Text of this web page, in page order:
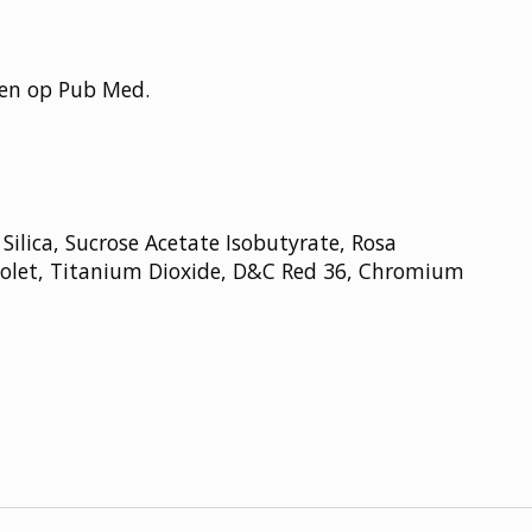
op Pub Med.
Sucrose Acetate Isobutyrate, Rosa
Titanium Dioxide, D&C Red 36, Chromium